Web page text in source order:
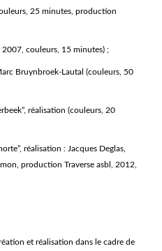
25 minutes, production
2007, couleurs, 15 minutes) ;
Bruynbroek-Lautal (couleurs, 50
réalisation (couleurs, 20
réalisation : Jacques Deglas,
production Traverse asbl, 2012,
et réalisation dans le cadre de